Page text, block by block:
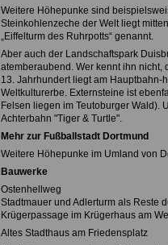
Weitere Höhepunke sind
Steinkohlenzeche der Welt liegt
„Eiffelturm des Ruhrpotts“ genannt.
Aber auch der Landschaftspark
atemberaubend. Wer kennt ihn
13. Jahrhundert liegt am Hauptbahn-
Weltkulturerbe. Externsteine ist
Felsen liegen im Teutoburger Wald).
Achterbahn "Tiger & Turtle".
Mehr zur Fußballstadt Dortmund
Weitere Höhepunke im Umland von
Bauwerke
Ostenhellweg
Stadtmauer und Adlerturm als Reste
Krügerpassage im Krügerhaus am
Altes Stadthaus am Friedensplatz